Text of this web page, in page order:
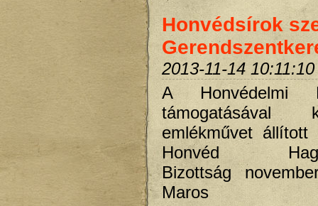
Honvédsírok
2013-11-14 10:11:10
A Honvédelmi
emlékművet
Honvéd
Bizottság
Maros